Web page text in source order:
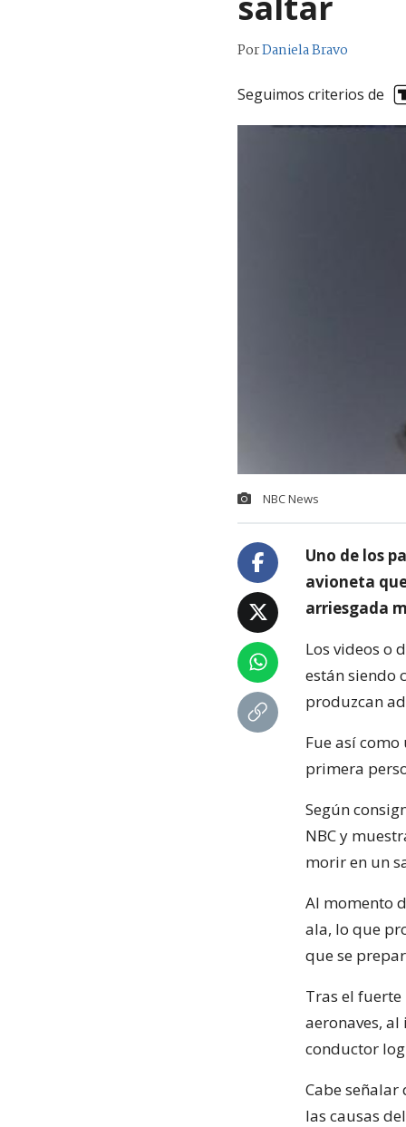
PorDaniela Bravo
Seguimos criterios de
NBC News
Uno de los
avioneta
arriesgada
Los videos o
están siendo
produzcan
Fue así
primera
Según
NBC y
morir en un
Al momento
ala, lo que
que se
Tras el
aeronaves,
conductor
Cabe
las causas